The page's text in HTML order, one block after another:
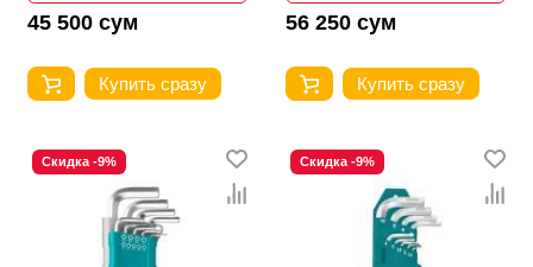
45 500 сум
Купить сразу
56 250 сум
Купить сразу
Скидка -9% Скидка -9%